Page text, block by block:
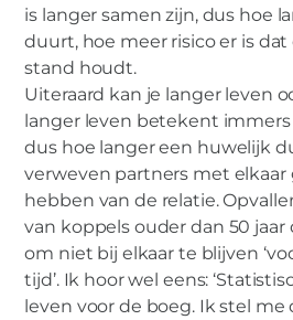
is langer samen zijn, dus hoe
duurt, hoe meer risico er is
stand houdt.
Uiteraard kan je langer leven
langer leven betekent immers
dus hoe langer een huwelijk
verweven partners met
hebben van de relatie.
van koppels ouder dan 50 jaar
om niet bij elkaar te blijven
tijd’. Ik hoor wel eens:
leven voor de boeg. Ik stel me